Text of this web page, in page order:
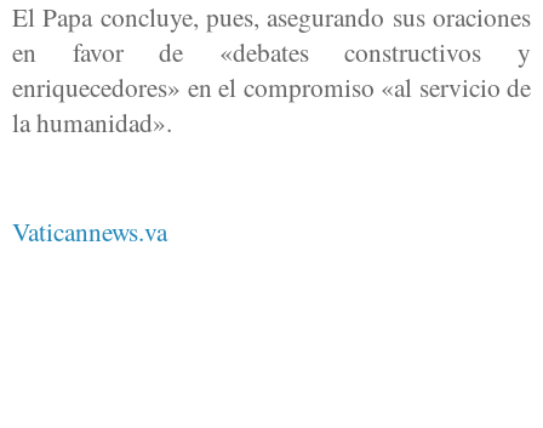
El Papa concluye, pues, asegurando sus oraciones
en favor de «debates constructivos y
enriquecedores» en el compromiso «al servicio de
la humanidad».
Vaticannews.va